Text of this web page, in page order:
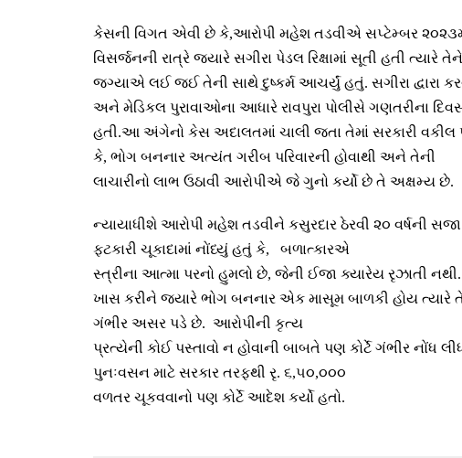
કેસની વિગત એવી છે કે,આરોપી મહેશ તડવીએ સપ્ટેમ્બર
વિસર્જનની રાત્રે જ્યારે સગીરા પેડલ રિક્ષામાં સૂતી હતી ત્યારે
જગ્યાએ લઈ જઈ તેની સાથે દુષ્કર્મ આચર્યું હતું. સગીરા દ્વારા
અને મેડિકલ પુરાવાઓના આધારે રાવપુરા પોલીસે ગણતરીના
હતી.આ અંગેનો કેસ અદાલતમાં ચાલી જતા તેમાં સરકારી વકીલ
કે, ભોગ બનનાર અત્યંત ગરીબ પરિવારની હોવાથી અને તેની
લાચારીનો લાભ ઉઠાવી આરોપીએ જે ગુનો કર્યો છે તે અક્ષમ્ય છે.
ન્યાયાધીશે આરોપી મહેશ તડવીને કસુરદાર ઠેરવી ૨૦ વર્ષની સજા
ફટકારી ચૂકાદામાં નોંધ્યું હતું કે, બળાત્કારએ
સ્ત્રીના આત્મા પરનો હુમલો છે, જેની ઈજા ક્યારેય રૃઝાતી નથી.
ખાસ કરીને જ્યારે ભોગ બનનાર એક માસૂમ બાળકી હોય ત્યારે
ગંભીર અસર પડે છે. આરોપીની કૃત્ય
પ્રત્યેની કોઈ પસ્તાવો ન હોવાની બાબતે પણ કોર્ટે ગંભીર નોંધ
પુનઃવસન માટે સરકાર તરફથી રૃ. ૬,૫૦,૦૦૦
વળતર ચૂકવવાનો પણ કોર્ટે આદેશ કર્યો હતો.